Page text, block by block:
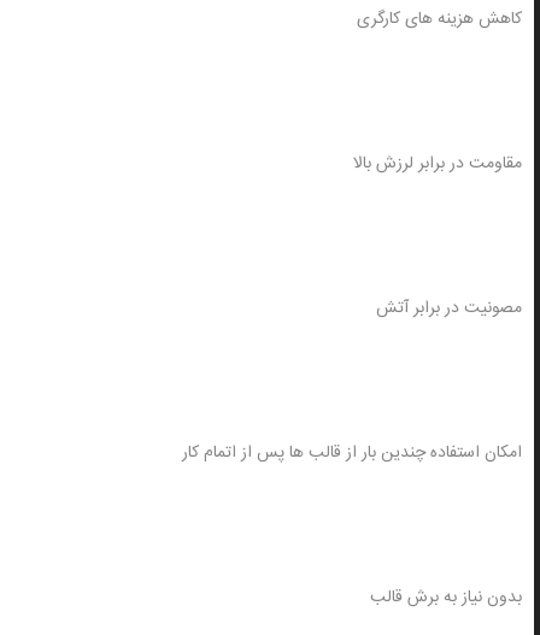
کاهش هزینه های کارگری
مقاومت در برابر لرزش بالا
مصونیت در برابر آتش
امکان استفاده چندین بار از قالب ها پس از اتمام کار
بدون نیاز به برش قالب